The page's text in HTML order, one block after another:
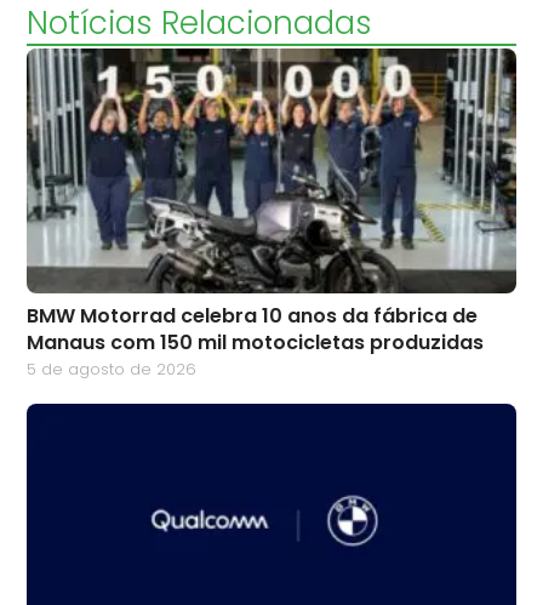
Notícias Relacionadas
BMW Motorrad celebra 10 anos da fábrica de
Manaus com 150 mil motocicletas produzidas
5 de agosto de 2026